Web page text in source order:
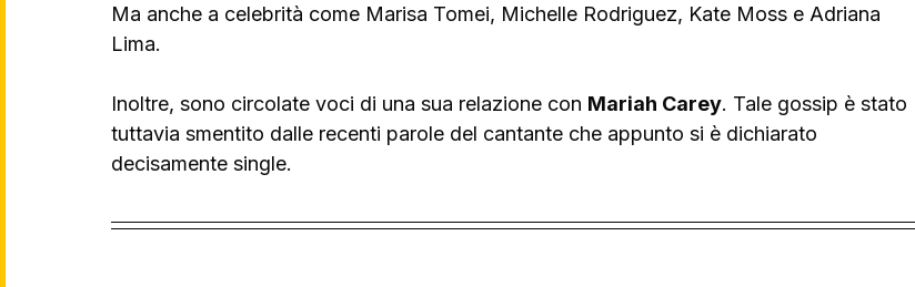
Ma anche a celebrità come Marisa Tomei, Michelle Rodriguez, Kate Moss e Adriana
Lima.
Inoltre, sono circolate voci di una sua relazione con Mariah Carey. Tale gossip è stato
tuttavia smentito dalle recenti parole del cantante che appunto si è dichiarato
decisamente single.